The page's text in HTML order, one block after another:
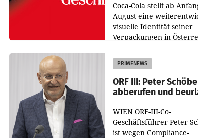
Coca-Cola stellt ab
August eine
visuelle Identität seiner
Verpackungen in
Redesigns stehen zentrale
Gestaltungselemente
PRIMENEWS
ORF III: Peter
abberufen und
WIEN ORF-III-Co-
Geschäftsführer Peter
ist wegen Compliance-